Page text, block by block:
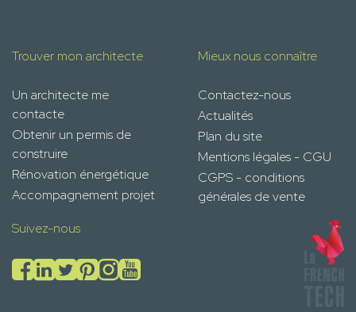
Trouver mon architecte
Un architecte me
contacte
Obtenir un permis de
construire
Rénovation énergétique
Accompagnement projet
Mieux nous connaître
Contactez-nous
Actualités
Plan du site
Mentions légales - CGU
CGPS - conditions
générales de vente
Suivez-nous